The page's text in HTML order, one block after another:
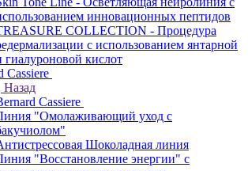
инновационных пептидов
COLLECTION - Процедура
с использованием янтарной
гиалуроновой кислот
Cassiere
Назад
Cassiere
"Омолаживающий уход с
Шоколадная линия
"Восстановление энергии" с